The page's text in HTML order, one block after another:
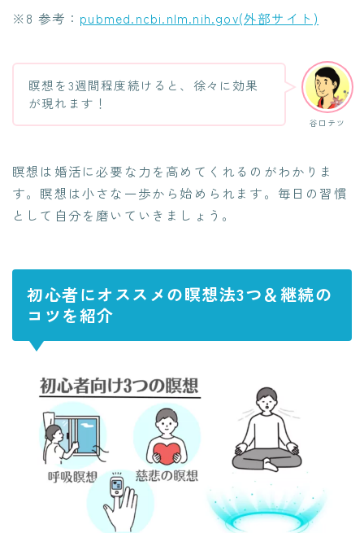
※8 参考： pubmed.ncbi.nlm.nih.gov(外部サイト)
谷口テツ
瞑想を3週間程度続けると、徐々に効果
が現れます！
瞑想は婚活に必要な力を高めてくれるのがわかりま
す。瞑想は小さな一歩から始められます。毎日の習慣
として自分を磨いていきましょう。
初心者にオススメの瞑想法3つ＆継続の
コツを紹介